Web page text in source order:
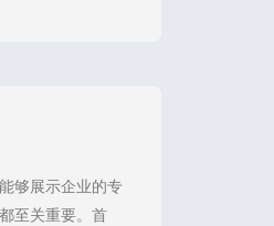
够展示企业的专
至关重要。首